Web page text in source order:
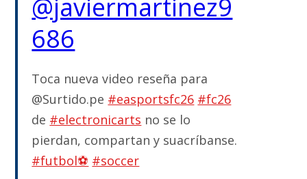
@javiermartinez9
686
Toca nueva video reseña para
@Surtido.pe #easportsfc26 #fc26
de #electronicarts no se lo
pierdan, compartan y suacríbanse.
#futbol⚽️ #soccer